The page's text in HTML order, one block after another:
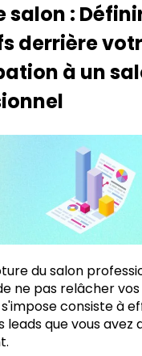
salon :
derrière
à un
du salon
ne pas relâcher
consiste à
leads que vous avez